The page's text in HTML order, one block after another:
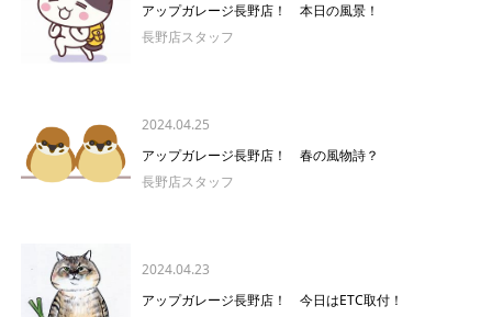
アップガレージ長野店！ 本日の風景！
長野店スタッフ
2024.04.25
アップガレージ長野店！ 春の風物詩？
長野店スタッフ
2024.04.23
アップガレージ長野店！ 今日はETC取付！